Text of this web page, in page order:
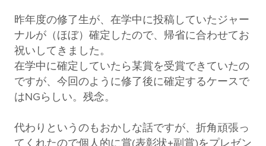
昨年度の修了生が、在学中に投稿していたジャー
ナルが（ほぼ）確定したので、帰省に合わせてお
祝いしてきました。
在学中に確定していたら某賞を受賞できていたの
ですが、今回のように修了後に確定するケースで
はNGらしい。残念。
代わりというのもおかしな話ですが、折角頑張っ
てくれたので個人的に賞(表彰状+副賞)をプレゼン